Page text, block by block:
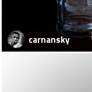
carnansky